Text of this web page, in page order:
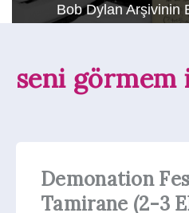
Bob Dylan Arşivinin
seni görmem
Demonation
Tamirane (2-3